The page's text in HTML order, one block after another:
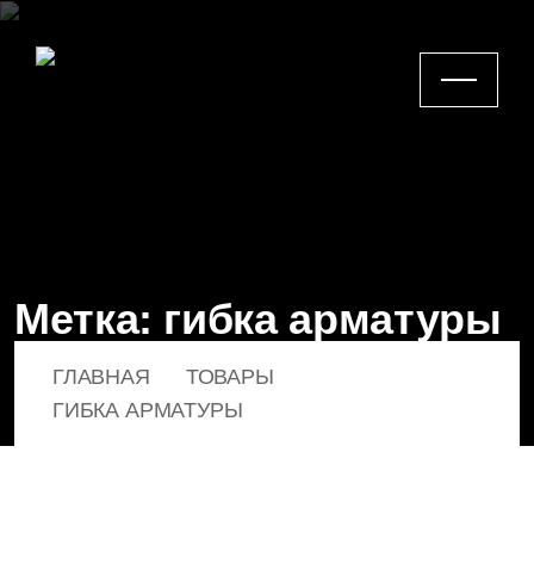
Метка: гибка арматуры
ГЛАВНАЯ
ТОВАРЫ
ГИБКА АРМАТУРЫ